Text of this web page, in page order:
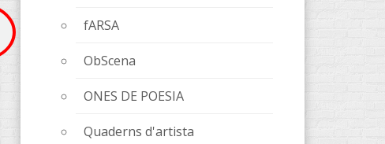
fARSA
ObScena
ONES DE POESIA
Quaderns d'artista